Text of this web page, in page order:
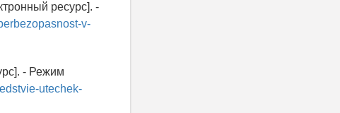
ресурс]. -
v-
- Режим
utechek-